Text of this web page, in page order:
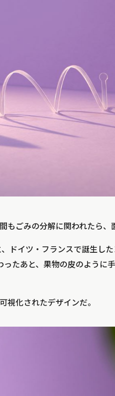
ごみの分解に関われたら、
ドイツ・フランスで誕生し
たあと、果物の皮のように
視化されたデザインだ。